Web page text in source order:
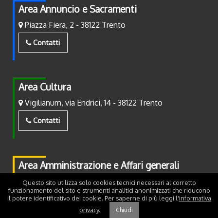
Area Annuncio e Sacramenti
Piazza Fiera, 2 - 38122 Trento
Contatti
Area Cultura
Vigilianum, via Endrici, 14 - 38122 Trento
Contatti
Area Amministrazione e Affari generali
Piazza Fiera, 2 - 38122 Trento
Contatti
Questo sito utilizza solo cookies tecnici necessari al corretto
funzionamento del sito e strumenti analitici anonimizzati che riducono
il potere identificativo dei cookie. Per saperne di più leggi l'informativa
privacy. Chiudi